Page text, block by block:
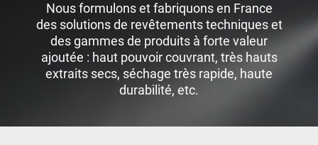
Nous formulons et fabriquons en France
des solutions de revêtements techniques et
des gammes de produits à forte valeur
ajoutée : haut pouvoir couvrant, très hauts
extraits secs, séchage très rapide, haute
durabilité, etc.